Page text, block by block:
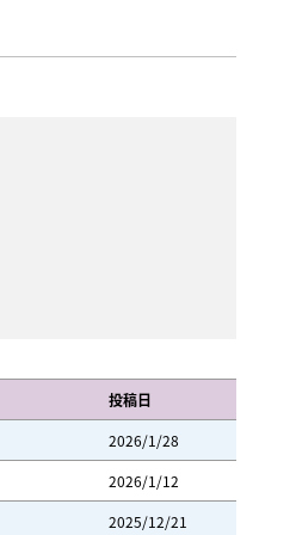
投稿日
2026/1/28
2026/1/12
2025/12/21